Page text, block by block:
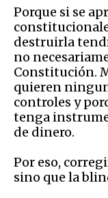
Porque si se
destruirla
no
Constitución.
quieren
controles y
tenga
de dinero.
Por eso,
sino que la